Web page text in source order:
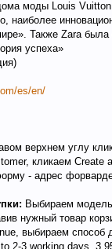
моды Louis
наиболее
Также Zara была
успеха»
es/en/
верхнем углу
кликаем Create
- адрес
Выбираем
нужный товар
выбираем способ
2-3 working days.